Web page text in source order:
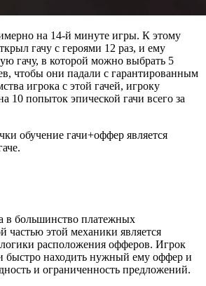
на 14-й минуте игры. К этому
гачу с героями 12 раз, и ему
гачу, в которой можно выбрать 5
чтобы они падали с гарантированным
игрока с этой гачей, игроку
10 попыток эпической гачи всего за
обучение гачи+оффер является
в большинство платежных
этой механики является
расположения офферов. Игрок
быстро находить нужный ему оффер и
и ограниченность предложений.